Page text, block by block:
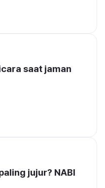
saat jaman
jujur? NABI